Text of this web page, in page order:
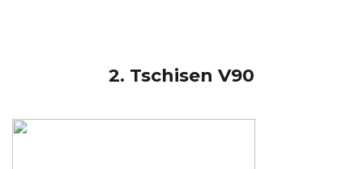
2. Tschisen V90